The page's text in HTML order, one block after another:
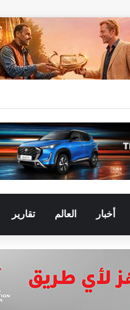
أخبار العالم تقارير